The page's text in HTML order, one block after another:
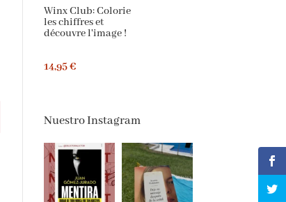
Winx Club: Colorie
les chiffres et
découvre l'image !
14,95 €
Nuestro Instagram